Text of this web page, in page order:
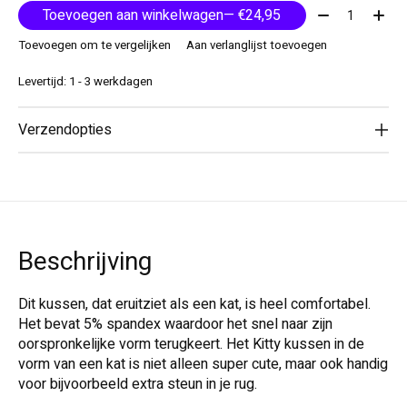
Toevoegen aan winkelwagen
— €24,95 Aantal:
Toevoegen om te vergelijken
Aan verlanglijst toevoegen
Levertijd: 1 - 3 werkdagen
Verzendopties
Beschrijving
Dit kussen, dat eruitziet als een kat, is heel comfortabel.
Het bevat 5% spandex waardoor het snel naar zijn
oorspronkelijke vorm terugkeert. Het Kitty kussen in de
vorm van een kat is niet alleen super cute, maar ook handig
voor bijvoorbeeld extra steun in je rug.